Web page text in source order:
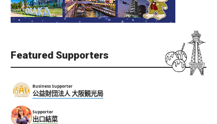
Featured Supporters
Business Supporter
公益財団法人 大阪観光局
Supporter
出口結菜